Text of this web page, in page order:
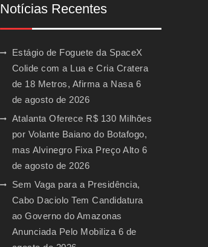
Notícias Recentes
Estágio de Foguete da SpaceX
Colide com a Lua e Cria Cratera
de 18 Metros, Afirma a Nasa 6
de agosto de 2026
Atalanta Oferece R$ 130 Milhões
por Volante Baiano do Botafogo,
mas Alvinegro Fixa Preço Alto 6
de agosto de 2026
Sem Vaga para a Presidência,
Cabo Daciolo Tem Candidatura
ao Governo do Amazonas
Anunciada Pelo Mobiliza 6 de